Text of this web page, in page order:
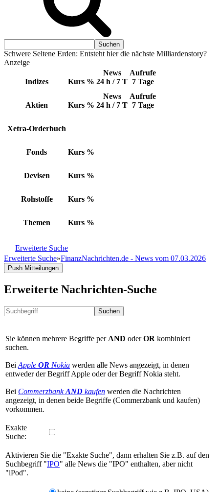
Schwere Seltene Erden: Entsteht hier die nächste Milliardenstory?
Anzeige
Indizes Kurs %
News
24 h / 7 T
Aufrufe
7 Tage
Aktien Kurs %
News
24 h / 7 T
Aufrufe
7 Tage
Xetra-Orderbuch
Fonds Kurs %
Devisen Kurs %
Rohstoffe Kurs %
Themen Kurs %
Erweiterte Suche
Erweiterte Suche»FinanzNachrichten.de - News vom 07.03.2026
Push Mitteilungen
Erweiterte Nachrichten-Suche
Suchen
Sie können mehrere Begriffe per AND oderOR kombiniert
suchen.
Bei Apple OR Nokia werden alle News angezeigt, in denen
entweder der Begriff Apple oder der Begriff Nokia steht.
Bei CommerzbankAND kaufen werden die Nachrichten
angezeigt, in denen beide Begriffe (Commerzbank und kaufen)
vorkommen.
Exakte
Suche:
Aktivieren Sie die "Exakte Suche", dann erhalten Sie z.B. auf den
Suchbegriff "IPO" alle News die "IPO" enthalten, aber nicht
"iPod".